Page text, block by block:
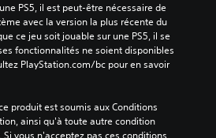
PS5, il est peut-être nécessaire de
avec la version la plus récente du
ce jeu soit jouable sur une PS5, il se
fonctionnalités ne soient disponibles
PlayStation.com/bc pour en savoir
produit est soumis aux Conditions
ainsi qu'à toute autre condition